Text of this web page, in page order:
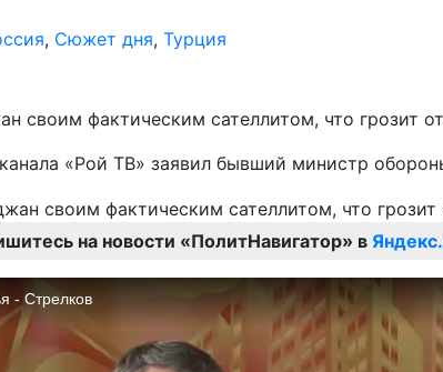
, Сюжет дня, Турция
своим фактическим сателлитом, что грозит
«Рой ТВ» заявил бывший министр
на новости «ПолитНавигатор» в